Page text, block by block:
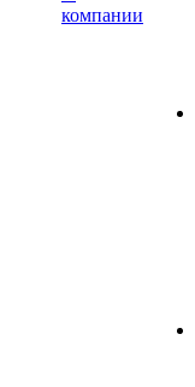
компании